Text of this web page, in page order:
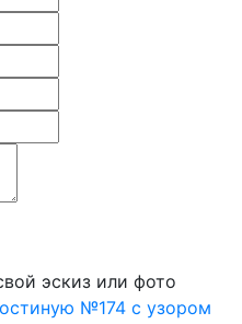
эскиз или фото